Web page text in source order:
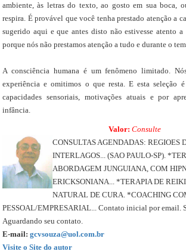
ambiente, às letras do texto, ao gosto em sua boca,
respira. É provável que você tenha prestado atenção a
sugerido aqui e que antes disto não estivesse atento a
porque nós não prestamos atenção a tudo e durante o
A consciência humana é um fenômeno limitado.
experiência e omitimos o que resta. E esta seleção é
capacidades sensoriais, motivações atuais e por
infância.
Valor: Consulte
CONSULTAS AGENDADAS: REGIOES
INTERLAGOS... (SAO PAULO-SP).
ABORDAGEM JUNGUIANA, COM
ERICKSONIANA... *TERAPIA DE
NATURAL DE CURA. *COACHING
PESSOAL/EMPRESARIAL... Contato inicial por email.
Aguardando seu contato.
E-mail: gcvsouza@uol.com.br
Visite o Site do autor